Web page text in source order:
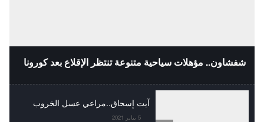
شفشاون.. مؤهلات سياحية متنوعة تنتظر الإقلاع بعد كورونا
آيت إسحاق..مراعي عسل الخروب
5 يناير 2021